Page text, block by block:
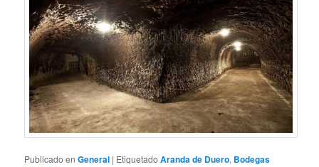
Publicado en General | Etiquetado Aranda de Duero, Bodegas